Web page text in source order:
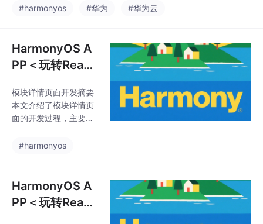
进化
#harmonyos
#华为 #华为云
HarmonyOS A
PP＜玩转React
七：模块详情页
面
模块详情页面开发摘要
本文介绍了模块详情页
面的开发过程，主要包
路由与参数传递：通过r
标页面接收参数并获取
对应模块数据 模块信息
展示：设计动态渐变背
#harmonyos
HarmonyOS A
PP＜玩转React